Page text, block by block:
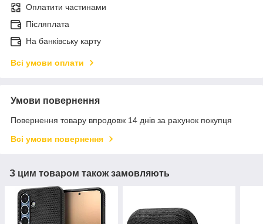
Оплатити частинами
Післяплата
На банківську карту
Всі умови оплати
Умови повернення
Повернення товару впродовж 14 днів за рахунок покупця
Всі умови повернення
З цим товаром також замовляють